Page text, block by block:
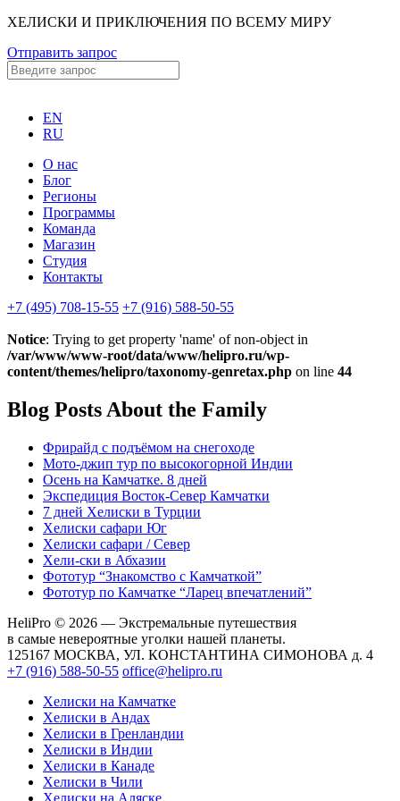
ХЕЛИСКИ И ПРИКЛЮЧЕНИЯ ПО ВСЕМУ МИРУ
Отправить запрос
EN
RU
О нас
Блог
Регионы
Программы
Команда
Магазин
Студия
Контакты
+7 (495) 708-15-55 +7 (916) 588-50-55
Notice: Trying to get property 'name' of non-object in
/var/www/www-root/data/www/helipro.ru/wp-
content/themes/helipro/taxonomy-genretax.php on line 44
Blog Posts About the Family
Фрирайд с подъёмом на снегоходе
Мото-джип тур по высокогорной Индии
Осень на Камчатке. 8 дней
Экспедиция Восток-Север Камчатки
7 дней Хелиски в Турции
Хелиcки сафари Юг
Хелиcки сафари / Север
Хели-ски в Абхазии
Фототур “Знакомство с Камчаткой”
Фототур по Камчатке “Ларец впечатлений”
HeliPro © 2026 — Экстремальные путешествия
в самые невероятные уголки нашей планеты.
125167 МОСКВА, УЛ. КОНСТАНТИНА СИМОНОВА д. 4
+7 (916) 588-50-55 office@helipro.ru
Хелиски на Камчатке
Хелиски в Андах
Хелиски в Гренландии
Хелиски в Индии
Хелиски в Канаде
Хелиски в Чили
Хелиски на Аляске